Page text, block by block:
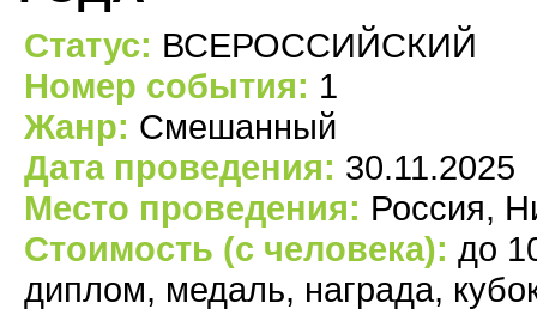
Статус: ВСЕРОССИЙСКИЙ
Номер события: 1
Жанр: Смешанный
Дата проведения: 30.11.2025
Место проведения: Россия,
Стоимость (с человека): до
диплом, медаль, награда,